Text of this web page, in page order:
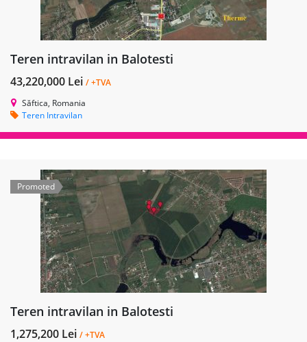
Teren intravilan in Balotesti
43,220,000 Lei / +TVA
Săftica, Romania
Teren Intravilan
Promoted
Teren intravilan in Balotesti
1,275,200 Lei / +TVA